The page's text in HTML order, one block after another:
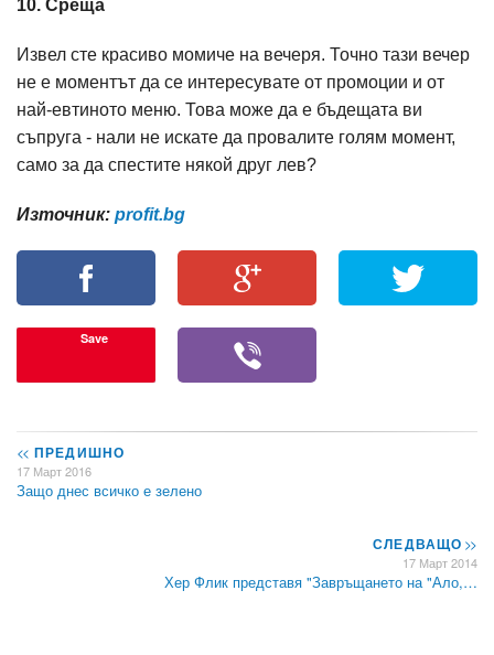
10. Среща
Извел сте красиво момиче на вечеря. Точно тази вечер
не е моментът да се интересувате от промоции и от
най-евтиното меню. Това може да е бъдещата ви
съпруга - нали не искате да провалите голям момент,
само за да спестите някой друг лев?
Източник: profit.bg
Save
<< ПРЕДИШНО
17 Март 2016
Защо днес всичко е зелено
СЛЕДВАЩО>>
17 Март 2014
Хер Флик представя "Завръщането на "Ало,…